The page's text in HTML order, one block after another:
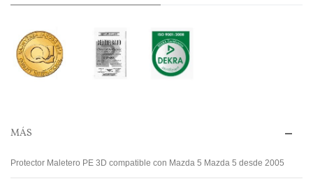
MÁS
Protector Maletero PE 3D compatible con Mazda 5 Mazda 5 desde 2005